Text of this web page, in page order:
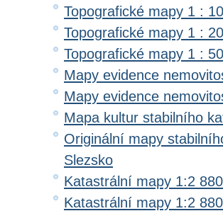
Topografické mapy 1 :
Topografické mapy 1 :
Topografické mapy 1 :
Mapy evidence
Mapy evidence
Mapa kultur stabilního
Originální mapy
Slezsko
Katastrální mapy 1:2
Katastrální mapy 1:2